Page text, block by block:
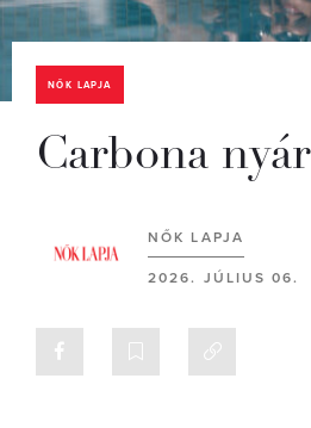
NŐK LAPJA
Carbona nyár
NŐK LAPJA
2026. JÚLIUS 06.